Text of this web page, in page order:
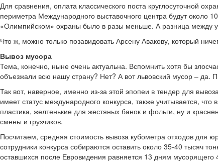
Для сравнения, оплата классического поста круглосуточной
периметра Международного выставочного центра будут около
«Олимпийском» охраны было в разы меньше. А разница между
Что ж, можно только позавидовать Арсену Авакову, который
Вывоз мусора
Тема, конечно, ныне очень актуальна. Вспомнить хотя бы
объезжали всю нашу страну? Нет? А вот львовский мусор – да.
Так вот, наверное, именно из-за этой эпопеи в тендер для
имеет статус международного конкурса, также учитывается, что в
пластика, желтенькие для жестяных банок и фольги, ну и
смены и грузчиков.
Посчитаем, средняя стоимость вывоза кубометра отходов для
сотрудники конкурса собираются оставить около 35-40 тысяч
оставшихся после Евровидения равняется 13 дням мусорящего